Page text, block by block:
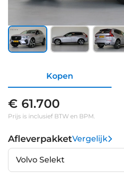
Kopen
€ 61.700
Prijs is inclusief BTW en BPM.
AfleverpakketVergelijk
Volvo Selekt